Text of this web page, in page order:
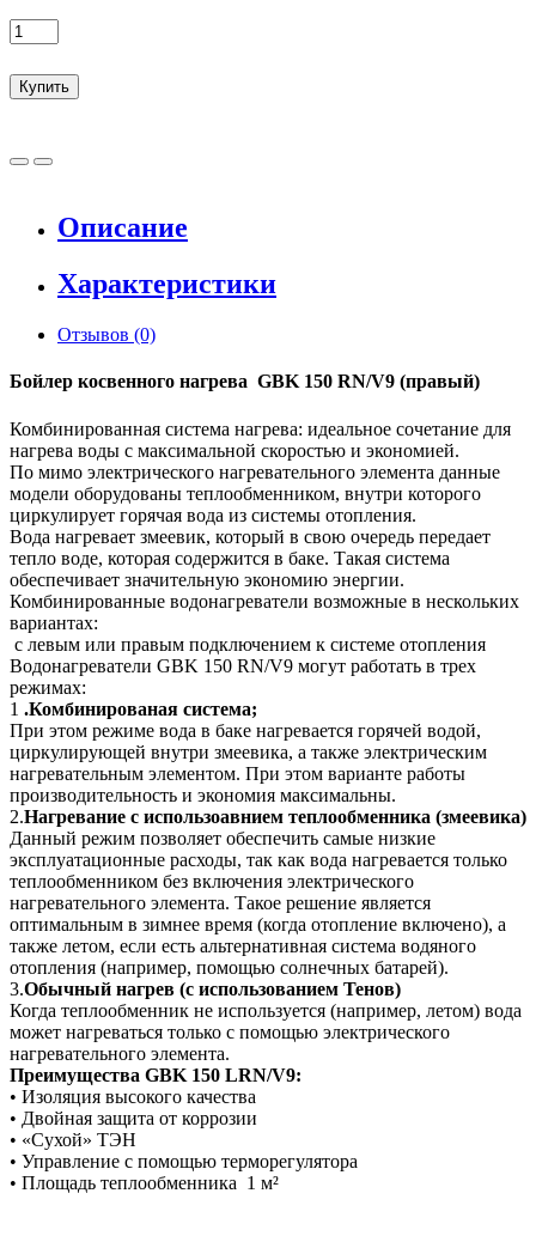
Купить
Описание
Характеристики
Отзывов (0)
Бойлер косвенного нагрева GBK 150 RN/V9 (правый)
Комбинированная система нагрева: идеальное сочетание для
нагрева воды с максимальной скоростью и экономией.
По мимо электрического нагревательного элемента данные
модели оборудованы теплообменником, внутри которого
циркулирует горячая вода из системы отопления.
Вода нагревает змеевик, который в свою очередь передает
тепло воде, которая содержится в баке. Такая система
обеспечивает значительную экономию энергии.
Комбинированные водонагреватели возможные в нескольких
вариантах:
с левым или правым подключением к системе отопления
Водонагреватели GBK 150 RN/V9 могут работать в трех
режимах:
1 .Комбинированая система;
При этом режиме вода в баке нагревается горячей водой,
циркулирующей внутри змеевика, а также электрическим
нагревательным элементом. При этом варианте работы
производительность и экономия максимальны.
2.Нагревание с использоавнием теплообменника (змеевика)
Данный режим позволяет обеспечить самые низкие
эксплуатационные расходы, так как вода нагревается только
теплообменником без включения электрического
нагревательного элемента. Такое решение является
оптимальным в зимнее время (когда отопление включено), а
также летом, если есть альтернативная система водяного
отопления (например, помощью солнечных батарей).
3.Обычный нагрев (с использованием Тенов)
Когда теплообменник не используется (например, летом) вода
может нагреваться только с помощью электрического
нагревательного элемента.
Преимущества GBK 150 LRN/V9:
• Изоляция высокого качества
• Двойная защита от коррозии
• «Сухой» ТЭН
• Управление с помощью терморегулятора
• Площадь теплообменника 1 м²